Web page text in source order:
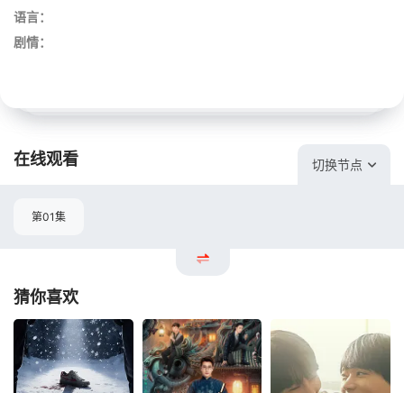
语言：
剧情：
在线观看 切换节点
第01集
猜你喜欢